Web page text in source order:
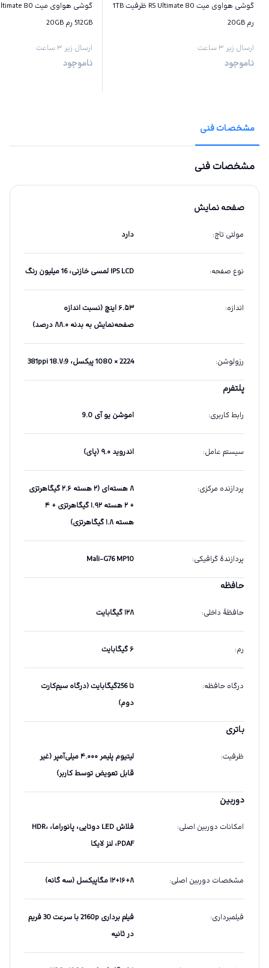
گوشی هواوی میت 80 RS Ultimate ظرفیت 1TB
رم 20GB
ارسال زیر ۳ ساعت
ناموجود
512GB رم 20GB
ارسال زیر ۳ ساعت
ناموجود
مشخصات فنی
مشخصات فنی
صفحه نمایش
مولتی تاچ: دارد
نوع صفحه: IPS LCD لمسی خازنی، 16 میلیون رنگ
اندازه:
۶.۵۳ اینچ (نسبت اندازه
صفحه‌نمایش به بدنه ۸۸.۰ درصد)
رزولوشن: 2224 × 1080 پیکسل، 18.۷:9 381ppi
پلتفرم
رابط کاربری: اموشن یو آی 9.0
سیستم عامل: اندروید ۹.۰ (پای)
پردازنده مرکزی:
۸ هسته‌ای (۲ هسته ۲.۶ گیگاهرتزی
+ ۲ هسته ۱.۹۲ گیگاهرتزی + ۴
هسته ۱.۸ گیگاهرتزی)
پردازندهٔ گرافیکی:
Mali-G76 MP10
حافظه
حافظهٔ داخلی: ۱۲۸ گیگابایت
رم: ۶ گیگابایت
درگاه حافظه:
تا 256گیگابایت (درگاه سیم‌کارت
دوم)
باتری
ظرفیت:
لیتیوم پلیمر ۴.۰۰۰ میلی‌آمپر (غیر
قابل تعویض توسط کاربر)
دوربین
امکانات دوربین اصلی:
فلاش LED دوتایی، پانوراما، HDR،
PDAF، لنز لایکا
مشخصات دوربین اصلی: ۱۲+۱۶+۸ مگاپیکسل (سه گانه)
فیلمبرداری:
فیلم برداری 2160p با سرعت 30 فریم
در ثانیه